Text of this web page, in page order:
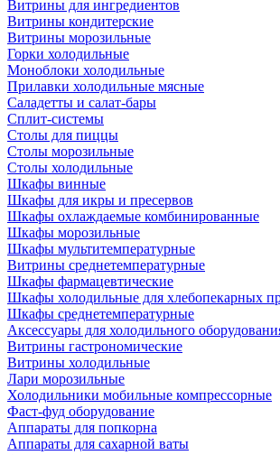
Витрины для ингредиентов
Витрины кондитерские
Витрины морозильные
Горки холодильные
Моноблоки холодильные
Прилавки холодильные мясные
Саладетты и салат-бары
Сплит-системы
Столы для пиццы
Столы морозильные
Столы холодильные
Шкафы винные
Шкафы для икры и пресервов
Шкафы охлаждаемые комбинированные
Шкафы морозильные
Шкафы мультитемпературные
Витрины среднетемпературные
Шкафы фармацевтические
Шкафы холодильные для хлебопекарных
Шкафы среднетемпературные
Аксессуары для холодильного
Витрины гастрономические
Витрины холодильные
Лари морозильные
Холодильники мобильные компрессорные
Фаст-фуд оборудование
Аппараты для попкорна
Аппараты для сахарной ваты